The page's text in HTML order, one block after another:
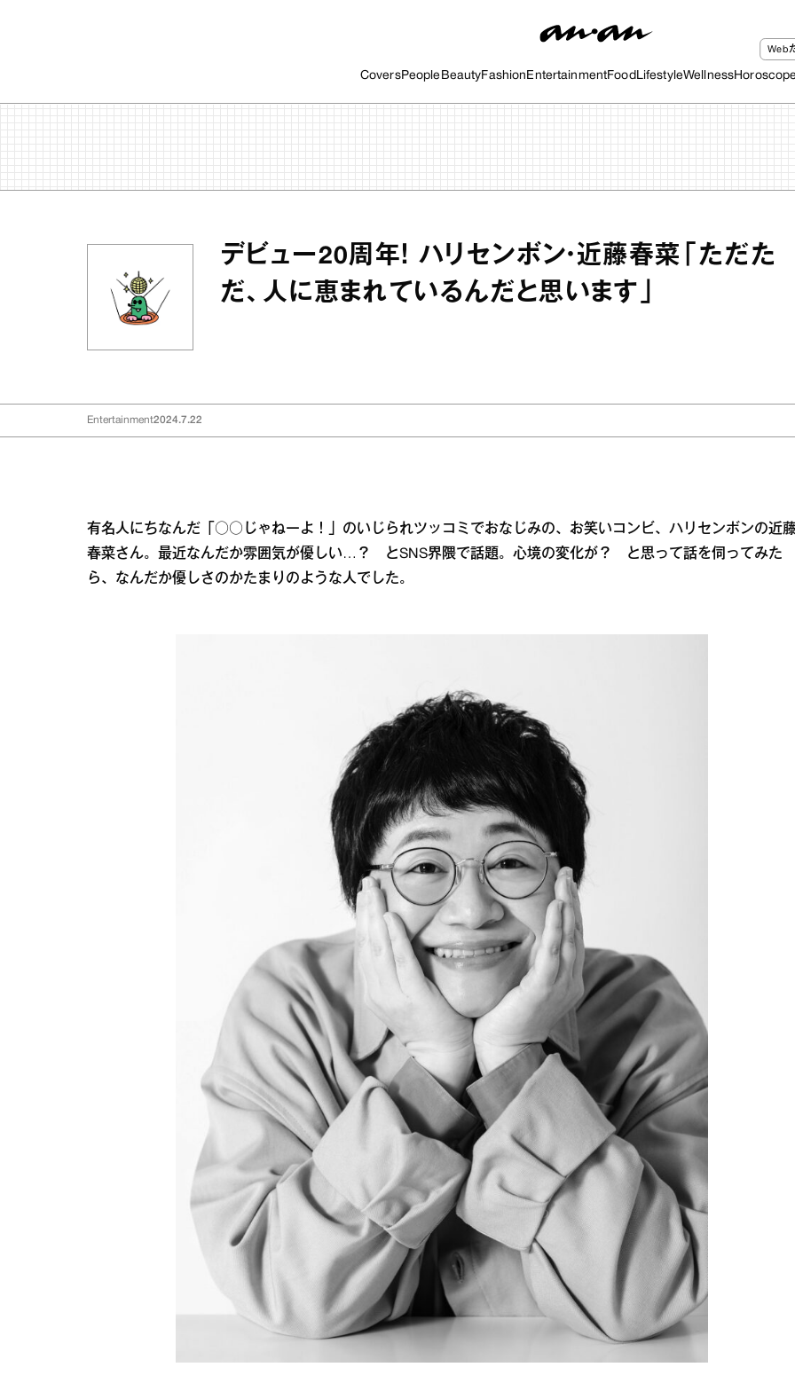
CoversPeople BeautyFashion EntertainmentFood LifestyleWellness
Web
デビュー20周年！ ハリセンボン・近藤春菜「ただた
だ、人に恵まれているんだと思います」
Entertainment2024.7.22
有名人にちなんだ「○○じゃねーよ！」のいじられツッコミでおなじみの、お笑いコンビ、ハリセンボンの近
春菜さん。最近なんだか雰囲気が優しい…？ とSNS界隈で話題。心境の変化が？ と思って話を伺ってみた
ら、なんだか優しさのかたまりのような人でした。